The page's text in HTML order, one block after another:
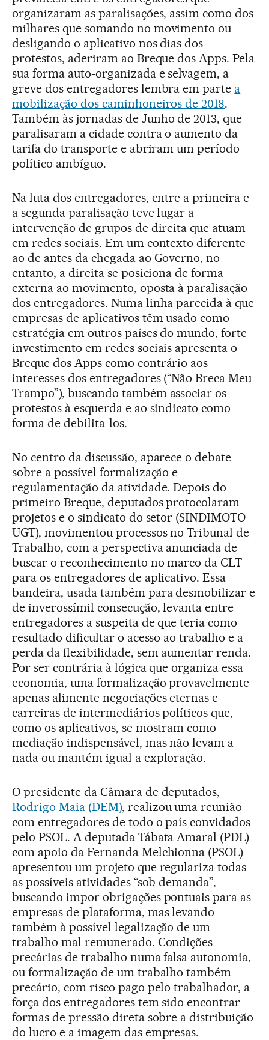
organizaram as paralisações, assim como dos
milhares que somando no movimento ou
desligando o aplicativo nos dias dos
protestos, aderiram ao Breque dos Apps. Pela
sua forma auto-organizada e selvagem, a
greve dos entregadores lembra em parte a
mobilização dos caminhoneiros de 2018.
Também às jornadas de Junho de 2013, que
paralisaram a cidade contra o aumento da
tarifa do transporte e abriram um período
político ambíguo.
Na luta dos entregadores, entre a primeira e
a segunda paralisação teve lugar a
intervenção de grupos de direita que atuam
em redes sociais. Em um contexto diferente
ao de antes da chegada ao Governo, no
entanto, a direita se posiciona de forma
externa ao movimento, oposta à paralisação
dos entregadores. Numa linha parecida à que
empresas de aplicativos têm usado como
estratégia em outros países do mundo, forte
investimento em redes sociais apresenta o
Breque dos Apps como contrário aos
interesses dos entregadores (“Não Breca Meu
Trampo”), buscando também associar os
protestos à esquerda e ao sindicato como
forma de debilita-los.
No centro da discussão, aparece o debate
sobre a possível formalização e
regulamentação da atividade. Depois do
primeiro Breque, deputados protocolaram
projetos e o sindicato do setor (SINDIMOTO-
UGT), movimentou processos no Tribunal de
Trabalho, com a perspectiva anunciada de
buscar o reconhecimento no marco da CLT
para os entregadores de aplicativo. Essa
bandeira, usada também para desmobilizar e
de inverossímil consecução, levanta entre
entregadores a suspeita de que teria como
resultado dificultar o acesso ao trabalho e a
perda da flexibilidade, sem aumentar renda.
Por ser contrária à lógica que organiza essa
economia, uma formalização provavelmente
apenas alimente negociações eternas e
carreiras de intermediários políticos que,
como os aplicativos, se mostram como
mediação indispensável, mas não levam a
nada ou mantém igual a exploração.
O presidente da Câmara de deputados,
Rodrigo Maia (DEM), realizou uma reunião
com entregadores de todo o país convidados
pelo PSOL. A deputada Tábata Amaral (PDL)
com apoio da Fernanda Melchionna (PSOL)
apresentou um projeto que regulariza todas
as possíveis atividades “sob demanda”,
buscando impor obrigações pontuais para as
empresas de plataforma, mas levando
também à possível legalização de um
trabalho mal remunerado. Condições
precárias de trabalho numa falsa autonomia,
ou formalização de um trabalho também
precário, com risco pago pelo trabalhador, a
força dos entregadores tem sido encontrar
formas de pressão direta sobre a distribuição
do lucro e a imagem das empresas.